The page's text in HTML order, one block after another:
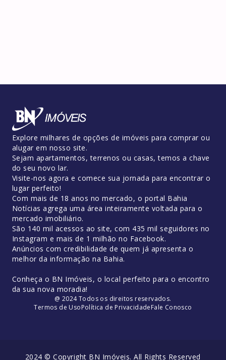
Explore milhares de opções de imóveis para comprar ou
alugar em nosso site.
Sejam apartamentos, terrenos ou casas, temos a chave
do seu novo lar.
Visite-nos agora e comece sua jornada para encontrar o
lugar perfeito!
Com mais de 18 anos no mercado, o portal Bahia
Notícias agrega uma área inteiramente voltada para o
mercado imobiliário.
São 140 mil acessos ao site, com 435 mil seguidores no
Instagram e mais de 1 milhão no Facebook.
Anúncios com credibilidade de quem já apresenta o
melhor da informação na Bahia.
Conheça o BN Imóveis, o local perfeito para o encontro
da sua nova moradia!
@ 2024 Todos os direitos reservados.
Termos de UsoPolítica de PrivacidadeFale Conosco
2024 © Copyright BN Imóveis. All Rights Reserved